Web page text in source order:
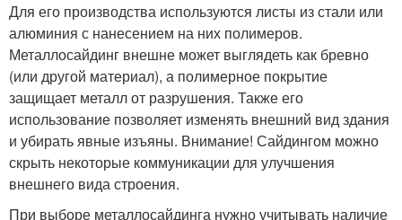
Для его производства используются листы из стали или
алюминия с нанесением на них полимеров.
Металлосайдинг внешне может выглядеть как бревно
(или другой материал), а полимерное покрытие
защищает металл от разрушения. Также его
использование позволяет изменять внешний вид здания
и убирать явные изъяны. Внимание! Сайдингом можно
скрыть некоторые коммуникации для улучшения
внешнего вида строения.
При выборе металлосайдинга нужно учитывать наличие